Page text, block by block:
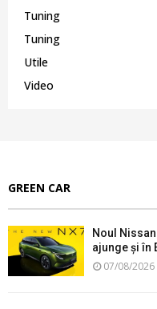
Tuning
Tuning
Utile
Video
GREEN CAR
Noul
ajunge și în
07/08/2026